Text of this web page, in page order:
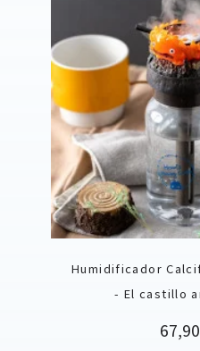
Humidificador
- El castillo
Precio